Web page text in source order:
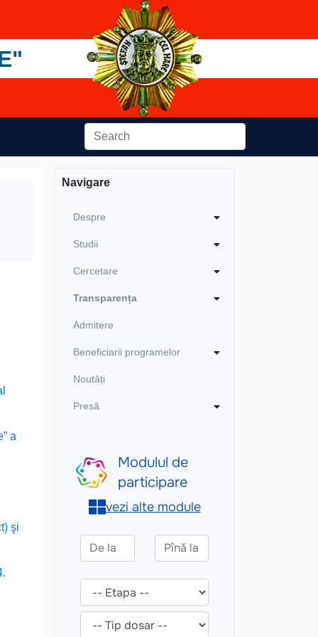
a
şi
Navigare
Despre
Studii
Cercetare
Transparența
Admitere
Beneficiarii programelor
Noutăți
Presă